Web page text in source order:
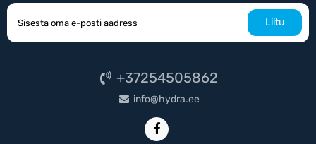
Liitu
+37254505862
info@hydra.ee